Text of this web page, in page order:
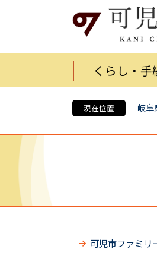
くらし・手
現在位置 岐阜
可児市ファミリ